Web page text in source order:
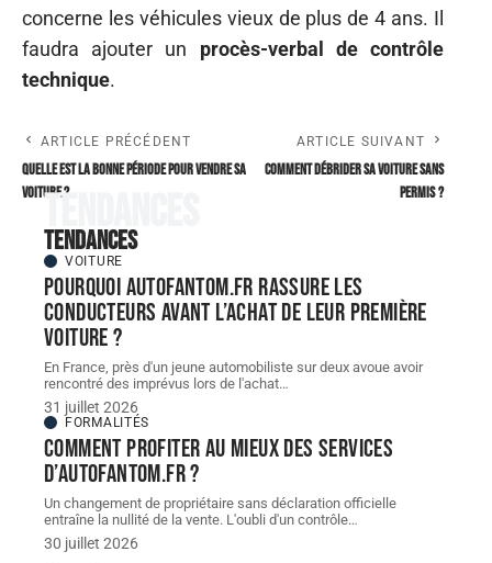
concerne les véhicules vieux de plus de 4 ans. Il
faudra ajouter un procès-verbal de contrôle
technique.
ARTICLE PRÉCÉDENT
Quelle est la bonne période pour vendre sa
voiture ?
ARTICLE SUIVANT
Comment débrider sa voiture sans
permis ?
Tendances
Tendances
VOITURE
Pourquoi autofantom.fr rassure les
conducteurs avant l’achat de leur première
voiture ?
En France, près d'un jeune automobiliste sur deux avoue avoir
rencontré des imprévus lors de l'achat…
31 juillet 2026
FORMALITÉS
Comment profiter au mieux des services
d’autofantom.fr ?
Un changement de propriétaire sans déclaration officielle
entraîne la nullité de la vente. L'oubli d'un contrôle…
30 juillet 2026